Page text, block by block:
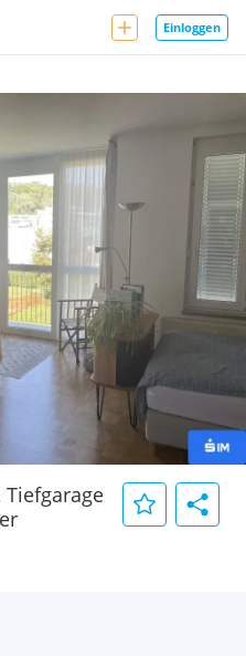
Einloggen